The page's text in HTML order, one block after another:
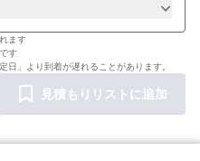
ます
す
」より到着が遅れることがあります。
見積もりリストに追加